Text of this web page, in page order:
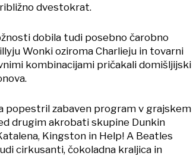
dvestokrat.
dobila tudi posebno čarobno
Wonki oziroma Charlieju in tovarni
kombinacijami pričakali domišljijski
popestril zabaven program v grajskem
drugim akrobati skupine Dunkin
Kingston in Help! A Beatles
cirkusanti, čokoladna kraljica in